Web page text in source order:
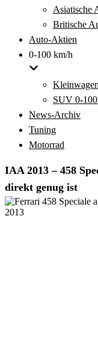
Asiatische
Britische
Auto-Aktien
0-100 km/h
SUV 0-
News-Archiv
Tuning
Motorrad
IAA 2013 – 458
direkt genug ist